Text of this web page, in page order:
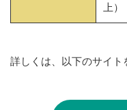
上）
詳しくは、以下のサイト